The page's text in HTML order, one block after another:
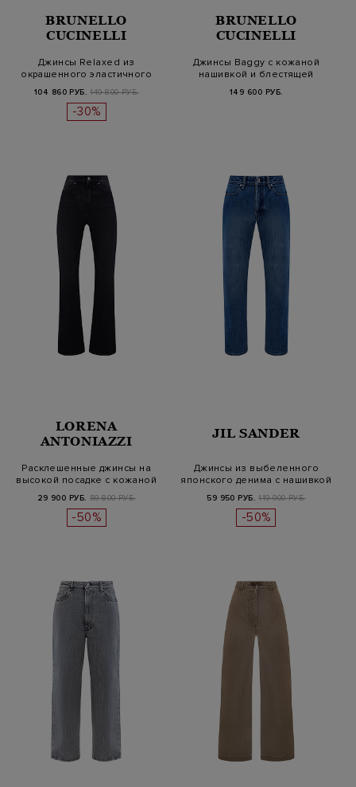
BRUNELLO
CUCINELLI
Джинсы Relaxed из
окрашенного эластичного
денима с дет…
104 860 РУБ. 149 800 РУБ.
-30%
BRUNELLO
CUCINELLI
Джинсы Baggy c кожаной
нашивкой и блестящей
деталью Мо…
149 600 РУБ.
LORENA
ANTONIAZZI
Расклешенные джинсы на
высокой посадке с кожаной
нашив…
29 900 РУБ. 59 800 РУБ.
-50%
JIL SANDER
Джинсы из выбеленного
японского денима с нашивкой
на п…
59 950 РУБ. 119 900 РУБ.
-50%